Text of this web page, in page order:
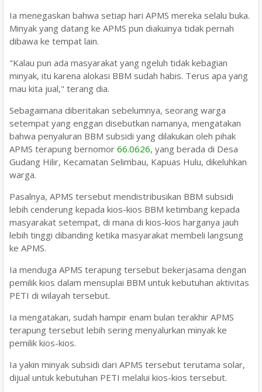
Ia menegaskan bahwa setiap hari APMS mereka selalu buka.
Minyak yang datang ke APMS pun diakuinya tidak pernah
dibawa ke tempat lain.
"Kalau pun ada masyarakat yang ngeluh tidak kebagian
minyak, itu karena alokasi BBM sudah habis. Terus apa yang
mau kita jual," terang dia.
Sebagaimana diberitakan sebelumnya, seorang warga
setempat yang enggan disebutkan namanya, mengatakan
bahwa penyaluran BBM subsidi yang dilakukan oleh pihak
APMS terapung bernomor 66.0626, yang berada di Desa
Gudang Hilir, Kecamatan Selimbau, Kapuas Hulu, dikeluhkan
warga.
Pasalnya, APMS tersebut mendistribusikan BBM subsidi
lebih cenderung kepada kios-kios BBM ketimbang kepada
masyarakat setempat, di mana di kios-kios harganya jauh
lebih tinggi dibanding ketika masyarakat membeli langsung
ke APMS.
Ia menduga APMS terapung tersebut bekerjasama dengan
pemilik kios dalam mensuplai BBM untuk kebutuhan aktivitas
PETI di wilayah tersebut.
Ia mengatakan, sudah hampir enam bulan terakhir APMS
terapung tersebut lebih sering menyalurkan minyak ke
pemilik kios-kios.
Ia yakin minyak subsidi dari APMS tersebut terutama solar,
dijual untuk kebutuhan PETI melalui kios-kios tersebut.